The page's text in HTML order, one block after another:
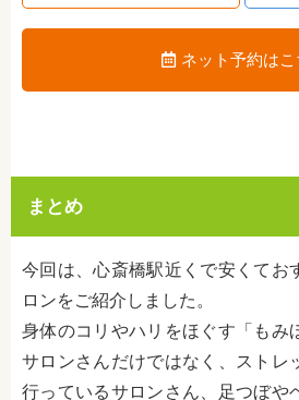
ネット予約はこ
まとめ
今回は、心斎橋駅近くで安くてお
ロンをご紹介しました。
身体のコリやハリをほぐす「もみ
サロンさんだけではなく、ストレ
行っているサロンさん、足つぼや